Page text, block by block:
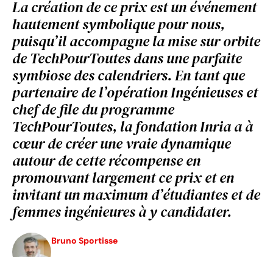
La création de ce prix est un événement
hautement symbolique pour nous,
puisqu’il accompagne la mise sur orbite
de TechPourToutes dans une parfaite
symbiose des calendriers. En tant que
partenaire de l’opération Ingénieuses et
chef de file du programme
TechPourToutes, la fondation Inria a à
cœur de créer une vraie dynamique
autour de cette récompense en
promouvant largement ce prix et en
invitant un maximum d’étudiantes et de
femmes ingénieures à y candidater.
Bruno Sportisse